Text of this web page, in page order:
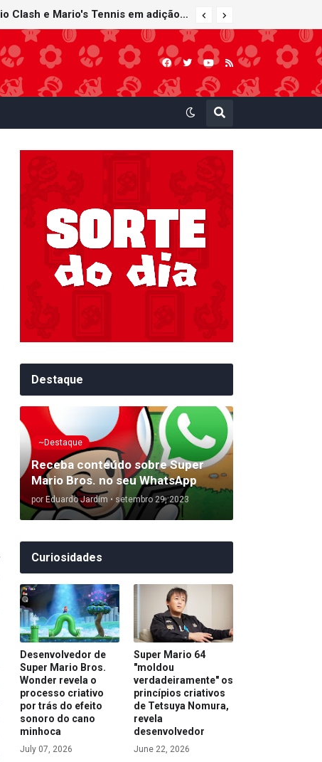
Nintendo Music recebe trilhas sonoras de Virtual Boy Wario Land, Mario Clash e Mario's Tennis em adição histórica ao catálogo
Destaque
~Destaque
Receba conteúdo sobre Super
Mario Bros. no seu WhatsApp
por Eduardo Jardim • setembro 29, 2023
Curiosidades
Desenvolvedor de
Super Mario Bros.
Wonder revela o
processo criativo
por trás do efeito
sonoro do cano
minhoca
July 07, 2026
Super Mario 64
"moldou
verdadeiramente" os
princípios criativos
de Tetsuya Nomura,
revela
desenvolvedor
June 22, 2026